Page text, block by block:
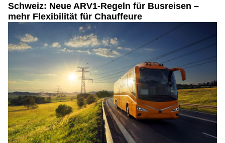
Schweiz: Neue ARV1-Regeln für Busreisen –
mehr Flexibilität für Chauffeure